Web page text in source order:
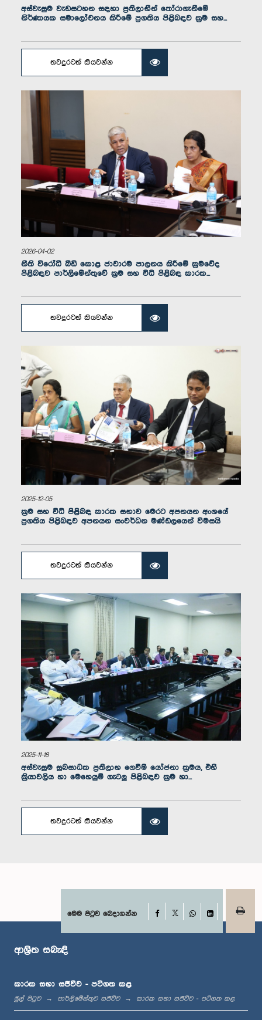
ගරු අර්කම් ඉල්යාස් මහතා, පා.ම.
සාමාජික
ගරු නීතිඥ නිලන්ති කොට්ටහච්චි මහත්මිය, පා.ම.
සාමාජික
ගරු සුනිල් බියන්විල මහතා, පා.ම.
සාමාජික
ගරු රුවන් මාපලගම මහතා, පා.ම.
සාමාජික
සාමාජික
ගරු චම්පික හෙට්ටිආරච්චි මහතා, පා.ම.
අස්වැසුම වැඩසටහන සඳහා ප්‍රතිලාභීන් තෝරාගැනීමේ
නිර්ණායක සමාලෝචනය කිරීමේ ප්‍රගතිය පිළිබඳව ක්‍රම සහ...
තවදුරටත් කියවන්න
2026-04-02
නීති විරෝධී බීඩි කොළ ජාවාරම පාලනය කිරීමේ ක්‍රමවේද
පිළිබඳව පාර්ලිමේන්තුවේ ක්‍රම සහ විධි පිළිබඳ කාරක...
තවදුරටත් කියවන්න
2025-12-05
ක්‍රම සහ විධි පිළිබඳ කාරක සභාව මෙරට අපනයන අංශයේ
ප්‍රගතිය පිළිබඳව අපනයන සංවර්ධන මණ්ඩලයෙන් විමසයි
තවදුරටත් කියවන්න
2025-11-18
අස්වැසුම සුබසාධක ප්‍රතිලාභ ගෙවීම් යෝජනා ක්‍රමය, එහි
ක්‍රියාවලිය හා මෙහෙයුම් ගැටලු පිළිබඳව ක්‍රම හා...
තවදුරටත් කියවන්න
මෙම පිටුව බෙදාගන්න Facebook
WhatsApp
LinkedIn
ආශ්‍රිත සබැඳි
කාරක සභා සජීවීව - පටිගත කළ
මුල් පිටුව පාර්ලිමේන්තුව සජීවීව කාරක සභා සජීවීව - පටිගත කළ